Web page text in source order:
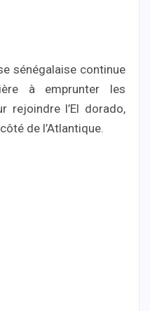
sénégalaise continue
à emprunter les
rejoindre l’El dorado,
de l’Atlantique.